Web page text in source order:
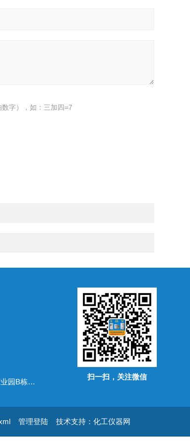
字），如：三加四=7
地址：广东省常平镇万布路53号千洪产业园B栋四楼
扫一扫，关注微信
管理登陆 技术支持： 化工仪器网